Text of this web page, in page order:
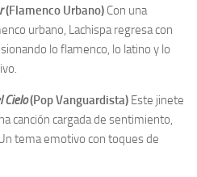
(Flamenco Urbano) Con una
urbano, Lachispa regresa con
lo flamenco, lo latino y lo
Cielo(Pop Vanguardista) Este jinete
canción cargada de sentimiento,
tema emotivo con toques de